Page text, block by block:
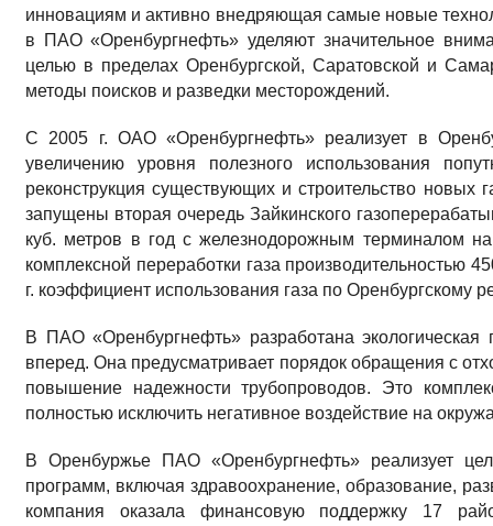
инновациям и активно внедряющая самые новые
в ПАО «Оренбургнефть» уделяют значительное
целью в пределах Оренбургской, Саратовской и
методы поисков и разведки месторождений.
С 2005 г. ОАО «Оренбургнефть» реализует в
увеличению уровня полезного использования
реконструкция существующих и строительство новых
запущены вторая очередь Зайкинского
куб. метров в год с железнодорожным терминалом
комплексной переработки газа производительностью
г. коэффициент использования газа по Оренбургскому
В ПАО «Оренбургнефть» разработана экологическая
вперед. Она предусматривает порядок обращения с
повышение надежности трубопроводов. Это
полностью исключить негативное воздействие на
В Оренбуржье ПАО «Оренбургнефть» реализует
программ, включая здравоохранение, образование,
компания оказала финансовую поддержку 17